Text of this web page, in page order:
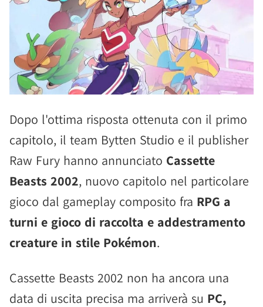
Dopo l'ottima risposta ottenuta con il primo
capitolo, il team Bytten Studio e il publisher
Raw Fury hanno annunciato Cassette
Beasts 2002, nuovo capitolo nel particolare
gioco dal gameplay composito fra RPG a
turni e gioco di raccolta e addestramento
creature in stile Pokémon.
Cassette Beasts 2002 non ha ancora una
data di uscita precisa ma arriverà su PC,